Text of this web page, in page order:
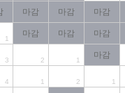
마감 마감 마감
1
마감 마감 마감
3 2 1
마감
4 1 2 1